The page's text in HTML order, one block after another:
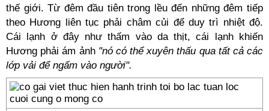
thế giới. Từ đêm đầu tiên trong lều đến những đêm tiếp
theo Hương liên tục phải châm củi để duy trì nhiệt độ.
Cái lạnh ở đây như thấm vào da thịt, cái lạnh khiến
Hương phải ám ảnh "nó có thể xuyên thấu qua tất cả các
lớp vải để ngấm vào người".